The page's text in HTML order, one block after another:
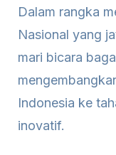
Dalam rangka
Nasional yang
mari bicara
Indonesia ke
inovatif.